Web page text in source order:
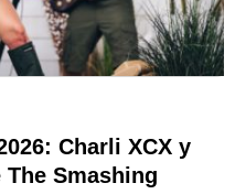
Charli XCX y
Smashing